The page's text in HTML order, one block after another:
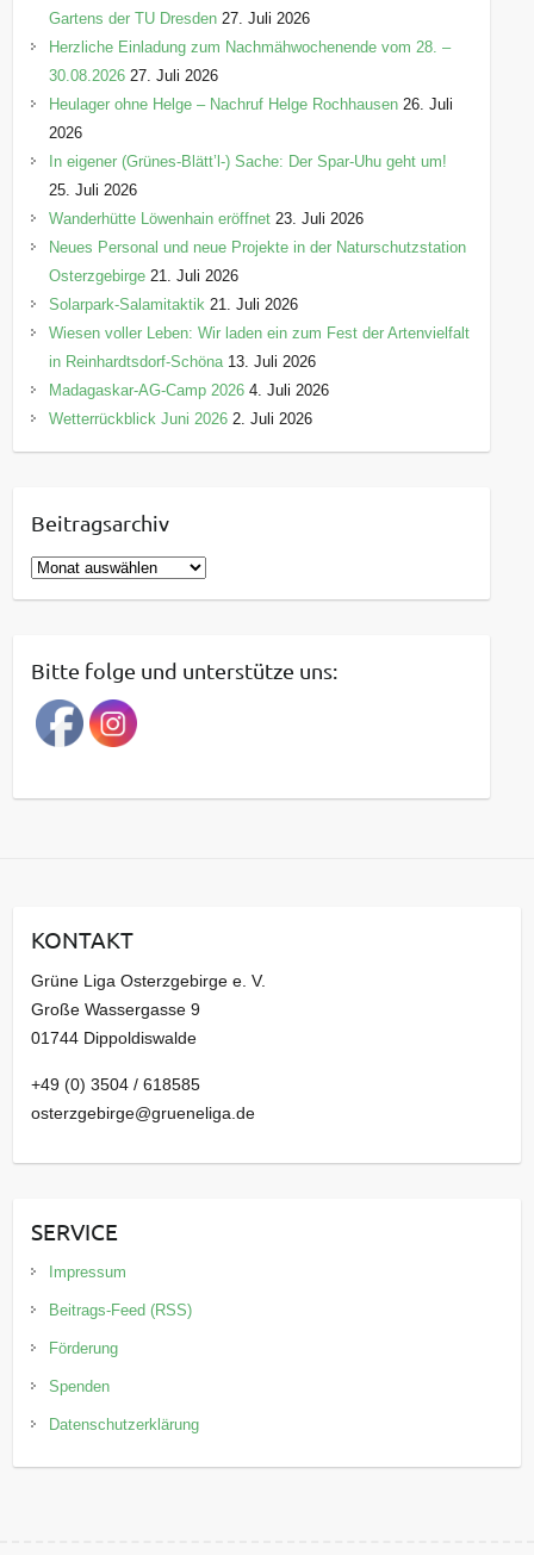
Gartens der TU Dresden 27. Juli 2026
Herzliche Einladung zum Nachmähwochenende vom 28. –
30.08.2026 27. Juli 2026
Heulager ohne Helge – Nachruf Helge Rochhausen 26. Juli
2026
In eigener (Grünes-Blätt’l-) Sache: Der Spar-Uhu geht um!
25. Juli 2026
Wanderhütte Löwenhain eröffnet 23. Juli 2026
Neues Personal und neue Projekte in der Naturschutzstation
Osterzgebirge 21. Juli 2026
Solarpark-Salamitaktik 21. Juli 2026
Wiesen voller Leben: Wir laden ein zum Fest der Artenvielfalt
in Reinhardtsdorf-Schöna 13. Juli 2026
Madagaskar-AG-Camp 2026 4. Juli 2026
Wetterrückblick Juni 2026 2. Juli 2026
Beitragsarchiv
B
e
r
a
g
a
v
Bitte folge und unterstütze uns:
KONTAKT
Grüne Liga Osterzgebirge e. V.
Große Wassergasse 9
01744 Dippoldiswalde
+49 (0) 3504 / 618585
osterzgebirge@grueneliga.de
SERVICE
Impressum
Beitrags-Feed (RSS)
Förderung
Spenden
Datenschutzerklärung